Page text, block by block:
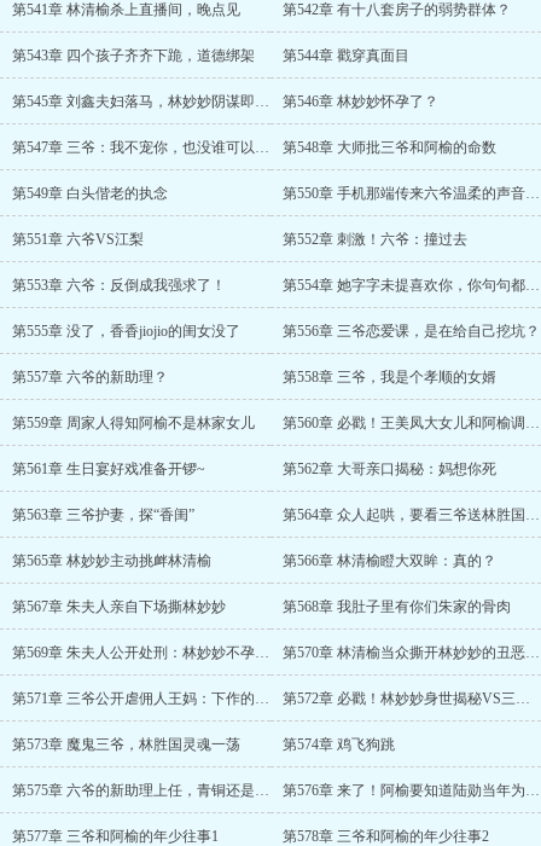
第541章 林清榆杀上直播间，晚点见 第542章 有十八套房子的弱势群体？
第543章 四个孩子齐齐下跪，道德绑架 第544章 戳穿真面目
第545章 刘鑫夫妇落马，林妙妙阴谋即将败露 第546章 林妙妙怀孕了？
第547章 三爷：我不宠你，也没谁可以宠了 第548章 大师批三爷和阿榆的命数
第549章 白头偕老的执念 第550章 手机那端传来六爷温柔的声音，充满期待
第551章 六爷VS江梨 第552章 刺激！六爷：撞过去
第553章 六爷：反倒成我强求了！ 第554章 她字字未提喜欢你，你句句都是我愿意
第555章 没了，香香jiojio的闺女没了 第556章 三爷恋爱课，是在给自己挖坑？
第557章 六爷的新助理？ 第558章 三爷，我是个孝顺的女婿
第559章 周家人得知阿榆不是林家女儿 第560章 必戳！王美凤大女儿和阿榆调换的真相
第561章 生日宴好戏准备开锣~ 第562章 大哥亲口揭秘：妈想你死
第563章 三爷护妻，探“香闺” 第564章 众人起哄，要看三爷送林胜国礼物
第565章 林妙妙主动挑衅林清榆 第566章 林清榆瞪大双眸：真的？
第567章 朱夫人亲自下场撕林妙妙 第568章 我肚子里有你们朱家的骨肉
第569章 朱夫人公开处刑：林妙妙不孕不育 第570章 林清榆当众撕开林妙妙的丑恶嘴脸
第571章 三爷公开虐佣人王妈：下作的东西！ 第572章 必戳！林妙妙身世揭秘VS三爷送林胜国礼物
第573章 魔鬼三爷，林胜国灵魂一荡 第574章 鸡飞狗跳
第575章 六爷的新助理上任，青铜还是王者？ 第576章 来了！阿榆要知道陆勋当年为什么喜欢她！
第577章 三爷和阿榆的年少往事1 第578章 三爷和阿榆的年少往事2